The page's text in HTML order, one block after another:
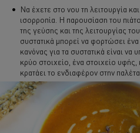
Να έχετε στο νου τη λειτουργία
ισορροπία. Η παρουσίαση του
της γεύσης και της λειτουργίας
συστατικά μπορεί να φορτώσει
κανόνας για τα συστατικά είναι να
κρύο στοιχείο, ένα στοιχείο υφής,
κρατάει το ενδιαφέρον στην